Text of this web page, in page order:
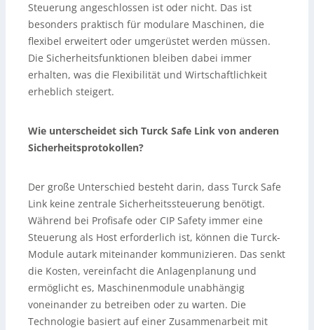
Steuerung angeschlossen ist oder nicht. Das ist
besonders praktisch für modulare Maschinen, die
flexibel erweitert oder umgerüstet werden müssen.
Die Sicherheitsfunktionen bleiben dabei immer
erhalten, was die Flexibilität und Wirtschaftlichkeit
erheblich steigert.
Wie unterscheidet sich Turck Safe Link von anderen
Sicherheitsprotokollen?
Der große Unterschied besteht darin, dass Turck Safe
Link keine zentrale Sicherheitssteuerung benötigt.
Während bei Profisafe oder CIP Safety immer eine
Steuerung als Host erforderlich ist, können die Turck-
Module autark miteinander kommunizieren. Das senkt
die Kosten, vereinfacht die Anlagenplanung und
ermöglicht es, Maschinenmodule unabhängig
voneinander zu betreiben oder zu warten. Die
Technologie basiert auf einer Zusammenarbeit mit